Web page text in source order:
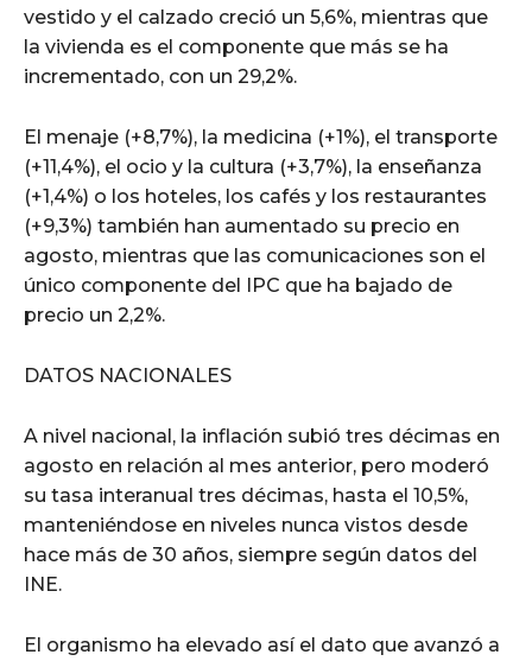
vestido y el calzado creció un 5,6%, mientras que
la vivienda es el componente que más se ha
incrementado, con un 29,2%.
El menaje (+8,7%), la medicina (+1%), el transporte
(+11,4%), el ocio y la cultura (+3,7%), la enseñanza
(+1,4%) o los hoteles, los cafés y los restaurantes
(+9,3%) también han aumentado su precio en
agosto, mientras que las comunicaciones son el
único componente del IPC que ha bajado de
precio un 2,2%.
DATOS NACIONALES
A nivel nacional, la inflación subió tres décimas en
agosto en relación al mes anterior, pero moderó
su tasa interanual tres décimas, hasta el 10,5%,
manteniéndose en niveles nunca vistos desde
hace más de 30 años, siempre según datos del
INE.
El organismo ha elevado así el dato que avanzó a